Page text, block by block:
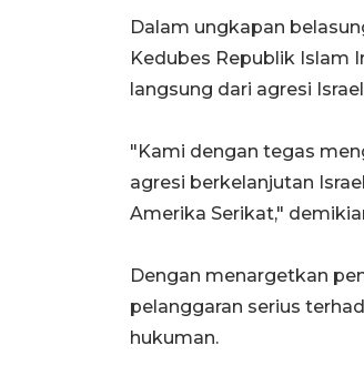
Dalam ungkapan
Kedubes Republik Islam
langsung dari agresi
"Kami dengan tegas
agresi berkelanjutan
Amerika Serikat,"
Dengan menargetkan
pelanggaran serius
hukuman.